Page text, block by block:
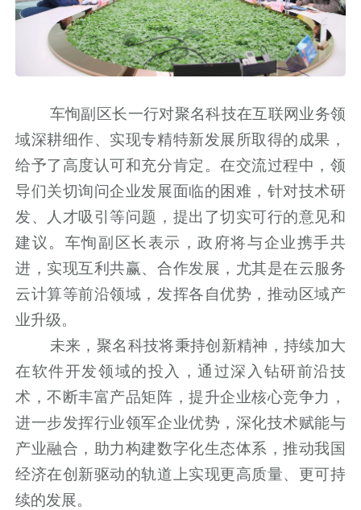
车恂副区长一行对聚名科技在互联网业务领
域深耕细作、实现专精特新发展所取得的成果，
给予了高度认可和充分肯定。在交流过程中，领
导们关切询问企业发展面临的困难，针对技术研
发、人才吸引等问题，提出了切实可行的意见和
建议。车恂副区长表示，政府将与企业携手共
进，实现互利共赢、合作发展，尤其是在云服务
云计算等前沿领域，发挥各自优势，推动区域产
业升级。
未来，聚名科技将秉持创新精神，持续加大
在软件开发领域的投入，通过深入钻研前沿技
术，不断丰富产品矩阵，提升企业核心竞争力，
进一步发挥行业领军企业优势，深化技术赋能与
产业融合，助力构建数字化生态体系，推动我国
经济在创新驱动的轨道上实现更高质量、更可持
续的发展。